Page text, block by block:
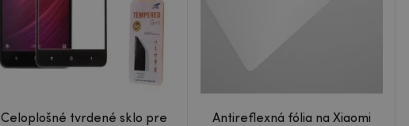
Celoplošné tvrdené sklo pre
Antireflexná fólia na Xiaomi